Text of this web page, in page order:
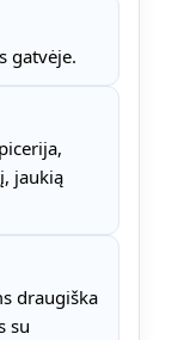
gatvėje.
jaukią
draugiška
su